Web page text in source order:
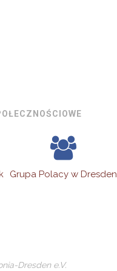
Grupa Polacy w Dresden
Dresden e.V.